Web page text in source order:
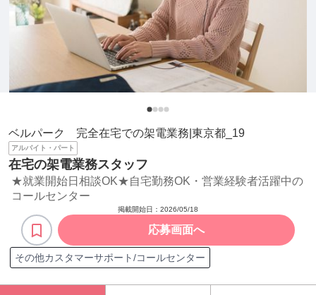
ベルパーク 完全在宅での架電業務|東京都_19
アルバイト・パート
在宅の架電業務スタッフ
★就業開始日相談OK★自宅勤務OK・営業経験者活躍中の
コールセンター
掲載開始日： 2026/05/18
応募画面へ
その他カスタマーサポート/コールセンター